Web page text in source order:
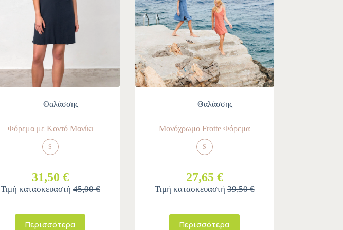
Θαλάσσης
Φόρεμα με Κοντό Μανίκι
S
31,50 €
Τιμή κατασκευαστή45,00 €
Περισσότερα
Θαλάσσης
Μονόχρωμο Frotte Φόρεμα
S
27,65 €
Τιμή κατασκευαστή39,50 €
Περισσότερα